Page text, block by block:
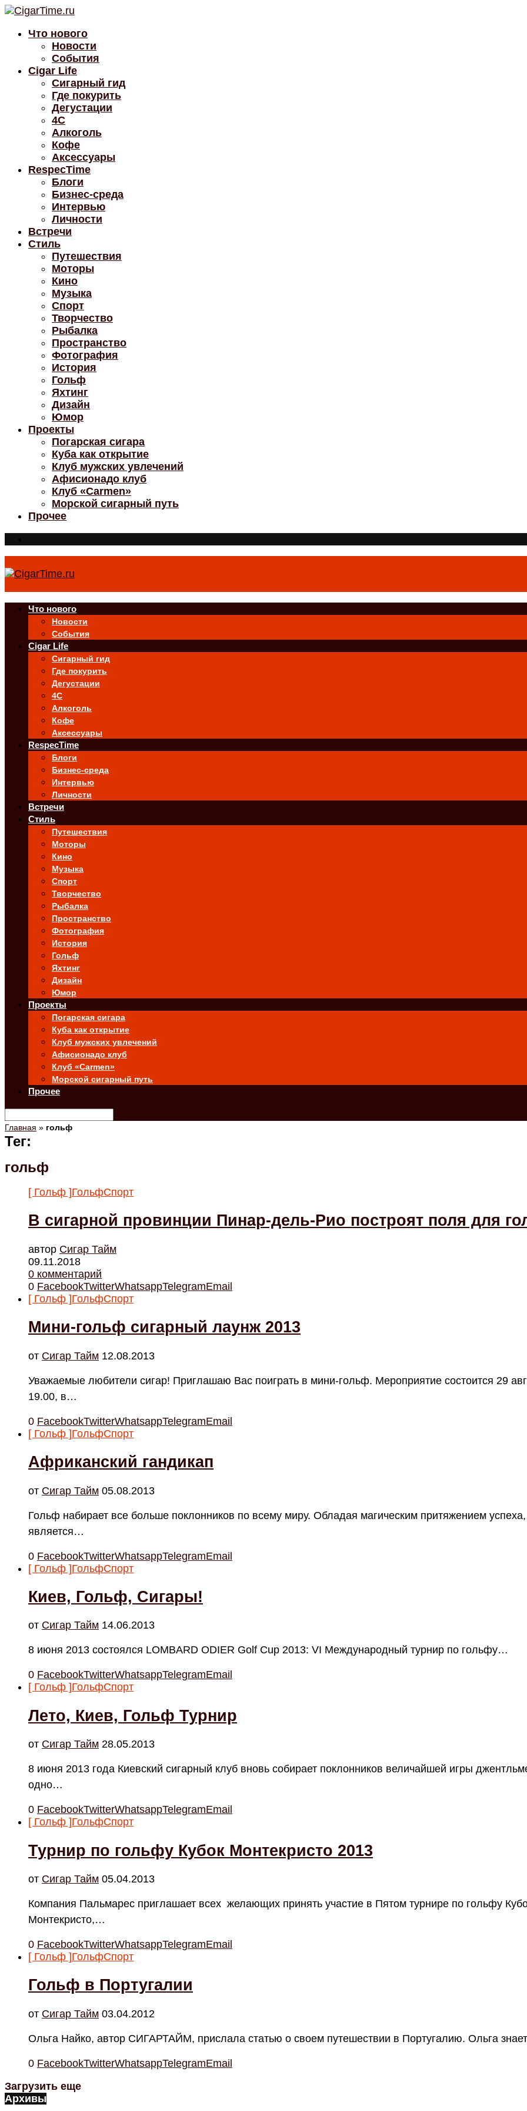
Что нового
Новости
События
Cigar Life
Сигарный гид
Где покурить
Дегустации
4C
Алкоголь
Кофе
Аксессуары
RespecTime
Блоги
Бизнес-среда
Интервью
Личности
Встречи
Стиль
Путешествия
Моторы
Кино
Музыка
Спорт
Творчество
Рыбалка
Пространство
Фотография
История
Гольф
Яхтинг
Дизайн
Юмор
Проекты
Погарская сигара
Куба как открытие
Клуб мужских увлечений
Афисионадо клуб
Клуб «Carmen»
Морской сигарный путь
Прочее
Что нового
Новости
События
Cigar Life
Сигарный гид
Где покурить
Дегустации
4C
Алкоголь
Кофе
Аксессуары
RespecTime
Блоги
Бизнес-среда
Интервью
Личности
Встречи
Стиль
Путешествия
Моторы
Кино
Музыка
Спорт
Творчество
Рыбалка
Пространство
Фотография
История
Гольф
Яхтинг
Дизайн
Юмор
Проекты
Погарская сигара
Куба как открытие
Клуб мужских увлечений
Афисионадо клуб
Клуб «Carmen»
Морской сигарный путь
Прочее
Главная » гольф
Тег:
гольф
[ Гольф ]ГольфСпорт
В сигарной провинции Пинар-дель-Рио построят поля для
автор Cигар Тайм
09.11.2018
0 комментарий
0 FacebookTwitterWhatsappTelegramEmail
[ Гольф ]ГольфСпорт
Мини-гольф сигарный лаунж 2013
от Cигар Тайм 12.08.2013
Уважаемые любители сигар! Приглашаю Вас поиграть в мини-гольф. Мероприятие состоится 29
19.00, в…
0 FacebookTwitterWhatsappTelegramEmail
[ Гольф ]ГольфСпорт
Африканский гандикап
от Cигар Тайм 05.08.2013
Гольф набирает все больше поклонников по всему миру. Обладая магическим притяжением
является…
0 FacebookTwitterWhatsappTelegramEmail
[ Гольф ]ГольфСпорт
Киев, Гольф, Сигары!
от Cигар Тайм 14.06.2013
8 июня 2013 состоялся LOMBARD ODIER Golf Cup 2013: VI Международный турнир по гольфу…
0 FacebookTwitterWhatsappTelegramEmail
[ Гольф ]ГольфСпорт
Лето, Киев, Гольф Турнир
от Cигар Тайм 28.05.2013
8 июня 2013 года Киевский сигарный клуб вновь собирает поклонников величайшей игры
одно…
0 FacebookTwitterWhatsappTelegramEmail
[ Гольф ]ГольфСпорт
Турнир по гольфу Кубок Монтекристо 2013
от Cигар Тайм 05.04.2013
Компания Пальмарес приглашает всех желающих принять участие в Пятом турнире по гольфу
Монтекристо,…
0 FacebookTwitterWhatsappTelegramEmail
[ Гольф ]ГольфСпорт
Гольф в Португалии
от Cигар Тайм 03.04.2012
Ольга Найко, автор СИГАРТАЙМ, прислала статью о своем путешествии в Португалию. Ольга
0 FacebookTwitterWhatsappTelegramEmail
Загрузить еще
Архивы